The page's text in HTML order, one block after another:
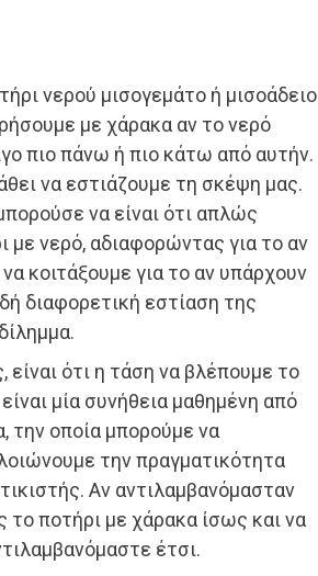
νερού μισογεμάτο ή μισοάδειο
με χάρακα αν το νερό
πιο πάνω ή πιο κάτω από αυτήν.
να εστιάζουμε τη σκέψη μας.
να είναι ότι απλώς
με νερό, αδιαφορώντας για το αν
κοιτάξουμε για το αν υπάρχουν
διαφορετική εστίαση της
ότι η τάση να βλέπουμε το
μία συνήθεια μαθημένη από
την οποία μπορούμε να
την πραγματικότητα
Αν αντιλαμβανόμασταν
ποτήρι με χάρακα ίσως και να
έτσι.